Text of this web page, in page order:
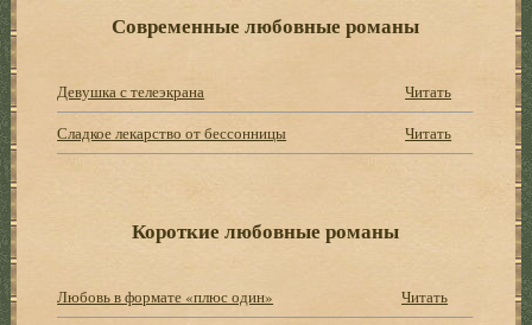
Современные любовные романы
Девушка с телеэкрана
Читать
Сладкое лекарство от бессонницы
Читать
Короткие любовные романы
Любовь в формате «плюс один» Читать